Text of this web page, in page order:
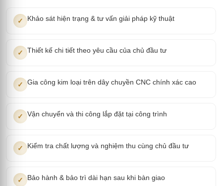
✓ Khảo sát hiện trạng & tư vấn giải pháp kỹ thuật
✓ Thiết kế chi tiết theo yêu cầu của chủ đầu tư
✓ Gia công kim loại trên dây chuyền CNC chính xác cao
✓ Vận chuyển và thi công lắp đặt tại công trình
✓ Kiểm tra chất lượng và nghiệm thu cùng chủ đầu tư
✓ Bảo hành & bảo trì dài hạn sau khi bàn giao